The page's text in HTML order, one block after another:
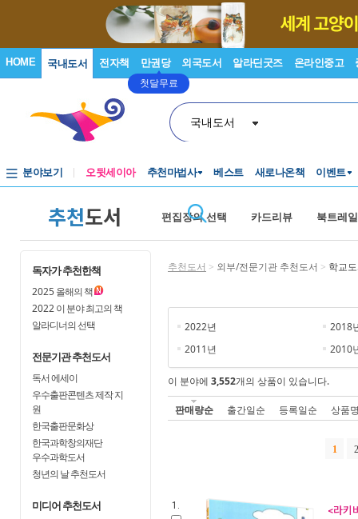
HOME 국내도서 전자책 만권당
첫달무료
외국도서 알라딘굿즈 온라인중고
국내도서
분야보기 오뒷세이아 추천마법사 베스트 새로나온책 이벤트
추천도서 편집장의 선택 카드리뷰 북트레
독자가 추천한책
2025올해의 책
2022이 분야 최고의 책
알라디너의 선택
전문기관 추천도서
독서 에세이
우수출판콘텐츠 제작 지
원
한국출판문화상
한국과학창의재단
우수과학도서
청년의 날 추천도서
미디어 추천도서
추천도서 > 외부/전문기관 추천도서 > 학교
2022년
2018
2011년
2010
이 분야에 3,552개의 상품이 있습니다.
판매량순 출간일순 등록일순 상품
1 2
1. <라키